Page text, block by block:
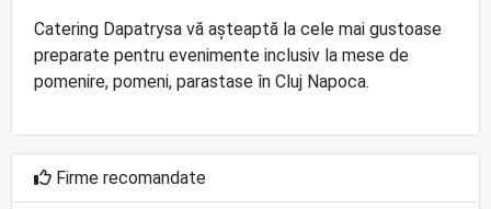
Catering Dapatrysa vă așteaptă la cele mai gustoase
preparate pentru evenimente inclusiv la mese de
pomenire, pomeni, parastase în Cluj Napoca.
Firme recomandate